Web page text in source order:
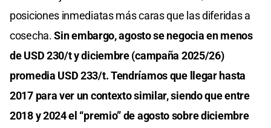
posiciones inmediatas más caras que las diferidas a
cosecha.Sin embargo, agosto se negocia en menos
de USD 230/t y diciembre (campaña 2025/26)
promedia USD 233/t. Tendríamos que llegar hasta
2017 para ver un contexto similar, siendo que entre
2018 y 2024 el “premio” de agosto sobre diciembre